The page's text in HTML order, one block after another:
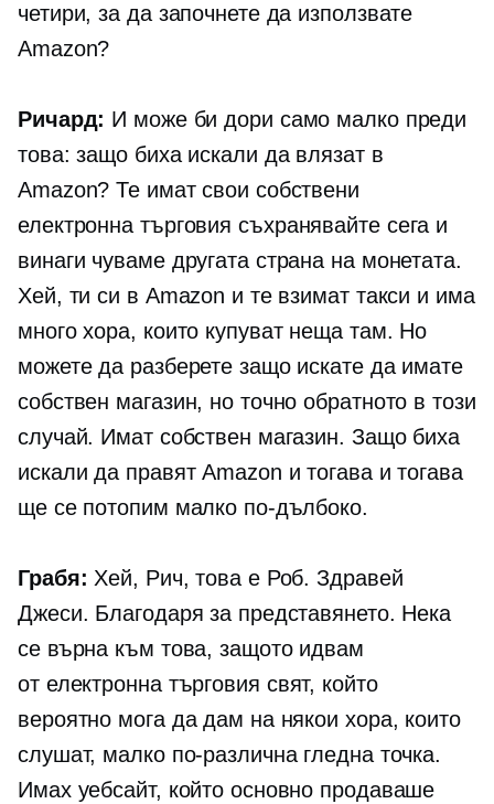
четири, за да започнете да използвате
Amazon?
Ричард: И може би дори само малко преди
това: защо биха искали да влязат в
Amazon? Те имат свои собствени
електронна търговия съхранявайте сега и
винаги чуваме другата страна на монетата.
Хей, ти си в Amazon и те взимат такси и има
много хора, които купуват неща там. Но
можете да разберете защо искате да имате
собствен магазин, но точно обратното в този
случай. Имат собствен магазин. Защо биха
искали да правят Amazon и тогава и тогава
ще се потопим малко по-дълбоко.
Грабя: Хей, Рич, това е Роб. Здравей
Джеси. Благодаря за представянето. Нека
се върна към това, защото идвам
от електронна търговия свят, който
вероятно мога да дам на някои хора, които
слушат, малко по-различна гледна точка.
Имах уебсайт, който основно продаваше